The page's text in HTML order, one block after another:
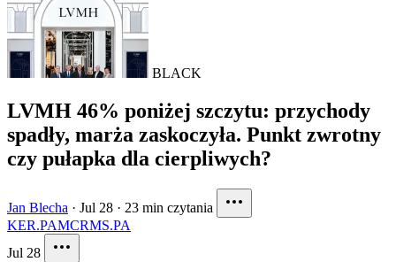
BLACK
LVMH 46% poniżej szczytu: przychody
spadły, marża zaskoczyła. Punkt zwrotny
czy pułapka dla cierpliwych?
Jan Blecha · Jul 28 · 23 min czytania
KER.PAMCRMS.PA
Jul 28